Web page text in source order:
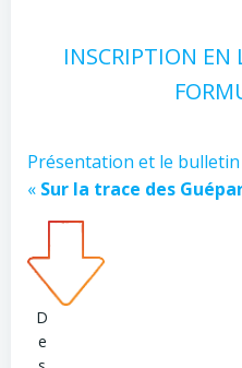
INSCRIPTION EN
Présentation et le bulletin
« Sur la trace des
D
e